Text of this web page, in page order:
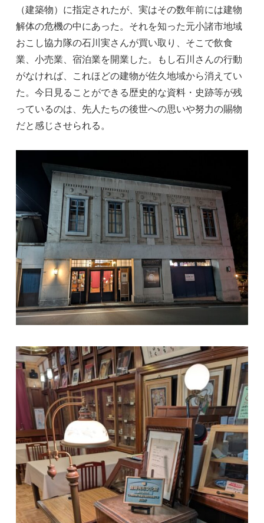
（建築物）に指定されたが、実はその数年前には建物
解体の危機の中にあった。それを知った元小諸市地域
おこし協力隊の石川実さんが買い取り、そこで飲食
業、小売業、宿泊業を開業した。もし石川さんの行動
がなければ、これほどの建物が佐久地域から消えてい
た。今日見ることができる歴史的な資料・史跡等が残
っているのは、先人たちの後世への思いや努力の賜物
だと感じさせられる。